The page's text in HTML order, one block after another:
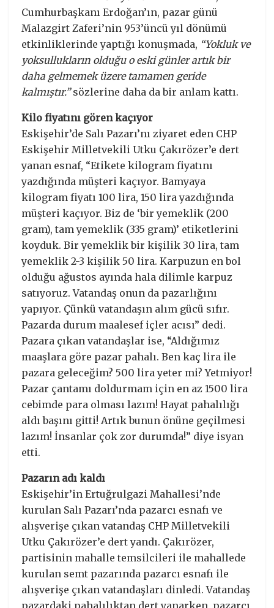
Cumhurbaşkanı Erdoğan’ın, pazar günü
Malazgirt Zaferi’nin 953’üncü yıl dönümü
etkinliklerinde yaptığı konuşmada, “Yokluk ve
yoksullukların olduğu o eski günler artık bir
daha gelmemek üzere tamamen geride
kalmıştır.”sözlerine daha da bir anlam kattı.
Kilo fiyatını gören kaçıyor
Eskişehir’de Salı Pazarı’nı ziyaret eden CHP
Eskişehir Milletvekili Utku Çakırözer’e dert
yanan esnaf, “Etikete kilogram fiyatını
yazdığında müşteri kaçıyor. Bamyaya
kilogram fiyatı 100 lira, 150 lira yazdığında
müşteri kaçıyor. Biz de ‘bir yemeklik (200
gram), tam yemeklik (335 gram)’ etiketlerini
koyduk. Bir yemeklik bir kişilik 30 lira, tam
yemeklik 2-3 kişilik 50 lira. Karpuzun en bol
olduğu ağustos ayında hala dilimle karpuz
satıyoruz. Vatandaş onun da pazarlığını
yapıyor. Çünkü vatandaşın alım gücü sıfır.
Pazarda durum maalesef içler acısı” dedi.
Pazara çıkan vatandaşlar ise, “Aldığımız
maaşlara göre pazar pahalı. Ben kaç lira ile
pazara geleceğim? 500 lira yeter mi? Yetmiyor!
Pazar çantamı doldurmam için en az 1500 lira
cebimde para olması lazım! Hayat pahalılığı
aldı başını gitti! Artık bunun önüne geçilmesi
lazım! İnsanlar çok zor durumda!” diye isyan
etti.
Pazarın adı kaldı
Eskişehir’in Ertuğrulgazi Mahallesi’nde
kurulan Salı Pazarı’nda pazarcı esnafı ve
alışverişe çıkan vatandaş CHP Milletvekili
Utku Çakırözer’e dert yandı. Çakırözer,
partisinin mahalle temsilcileri ile mahallede
kurulan semt pazarında pazarcı esnafı ile
alışverişe çıkan vatandaşları dinledi. Vatandaş
pazardaki pahalılıktan dert yanarken, pazarcı